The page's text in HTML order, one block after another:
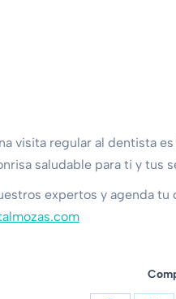
visita regular al dentista
saludable para ti y tus
expertos y agenda